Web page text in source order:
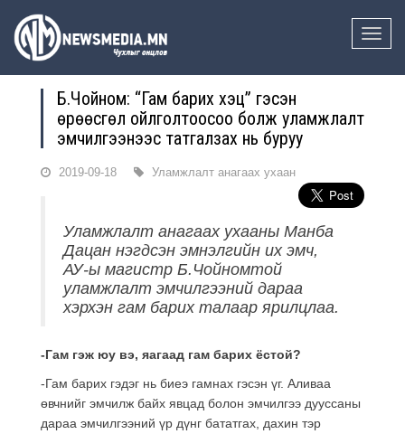
Toggle
Б.Чойном: “Гам барих хэцүү” гэсэн
өрөөсгөл ойлголтоосоо болж уламжлалт
эмчилгээнээс татгалзах нь буруу
2019-09-18 Уламжлалт анагаах ухаан
Уламжлалт анагаах ухааны Манба
Дацан нэгдсэн эмнэлгийн их эмч,
АУ-ы магистр Б.Чойномтой
уламжлалт эмчилгээний дараа
хэрхэн гам барих талаар ярилцлаа.
-Гам гэж юу вэ, яагаад гам барих ёстой?
-Гам барих гэдэг нь биеэ гамнах гэсэн үг. Аливаа
өвчнийг эмчилж байх явцад болон эмчилгээ дууссаны
дараа эмчилгээний үр дүнг бататгах, дахин тэр